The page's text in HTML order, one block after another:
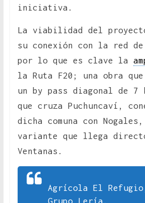
iniciativa.
La viabilidad del proyecto
su conexión con la red
por lo que es clave la
la Ruta F20; una obra
un by pass diagonal de 7
que cruza Puchuncaví,
dicha comuna con
variante que llega
Ventanas.
Agrícola El